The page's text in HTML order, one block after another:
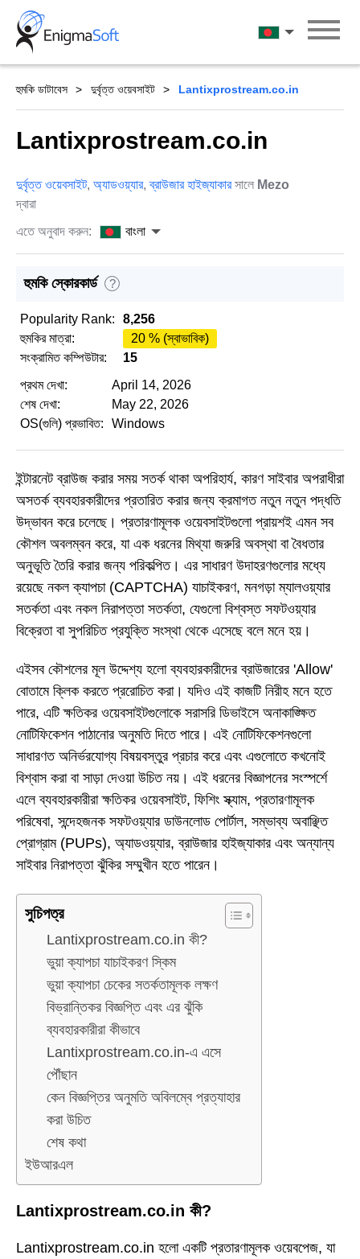
Skip
content
বাংলা
হুমকি ডাটাবেস দুর্বৃত্ত ওয়েবসাইট Lantixprostream.co.in
Lantixprostream.co.in
দুর্বৃত্ত ওয়েবসাইট, অ্যাডওয়্যার,ব্রাউজার হাইজ্যাকারসালে Mezo
দ্বারা
এতে অনুবাদ করুন:
বাংলা
হুমকি স্কোরকার্ড ?
Popularity Rank:
8,256
হুমকির মাত্রা:
20 % (স্বাভাবিক)
সংক্রামিত কম্পিউটার:
15
প্রথম দেখা:
April 14, 2026
শেষ দেখা:
May 22, 2026
OS(গুলি) প্রভাবিত:
Windows
ইন্টারনেট ব্রাউজ করার সময় সতর্ক থাকা অপরিহার্য, কারণ সাইবার অপরাধীরা
অসতর্ক ব্যবহারকারীদের প্রতারিত করার জন্য ক্রমাগত নতুন নতুন পদ্ধতি
উদ্ভাবন করে চলেছে। প্রতারণামূলক ওয়েবসাইটগুলো প্রায়শই এমন সব
কৌশল অবলম্বন করে, যা এক ধরনের মিথ্যা জরুরি অবস্থা বা বৈধতার
অনুভূতি তৈরি করার জন্য পরিকল্পিত। এর সাধারণ উদাহরণগুলোর মধ্যে
রয়েছে নকল ক্যাপচা (CAPTCHA) যাচাইকরণ, মনগড়া ম্যালওয়্যার
সতর্কতা এবং নকল নিরাপত্তা সতর্কতা, যেগুলো বিশ্বস্ত সফটওয়্যার
বিক্রেতা বা সুপরিচিত প্রযুক্তি সংস্থা থেকে এসেছে বলে মনে হয়।
এইসব কৌশলের মূল উদ্দেশ্য হলো ব্যবহারকারীদের ব্রাউজারের 'Allow'
বোতামে ক্লিক করতে প্ররোচিত করা। যদিও এই কাজটি নিরীহ মনে হতে
পারে, এটি ক্ষতিকর ওয়েবসাইটগুলোকে সরাসরি ডিভাইসে অনাকাঙ্ক্ষিত
নোটিফিকেশন পাঠানোর অনুমতি দিতে পারে। এই নোটিফিকেশনগুলো
সাধারণত অনির্ভরযোগ্য বিষয়বস্তুর প্রচার করে এবং এগুলোতে কখনোই
বিশ্বাস করা বা সাড়া দেওয়া উচিত নয়। এই ধরনের বিজ্ঞাপনের সংস্পর্শে
এলে ব্যবহারকারীরা ক্ষতিকর ওয়েবসাইট, ফিশিং স্ক্যাম, প্রতারণামূলক
পরিষেবা, সন্দেহজনক সফটওয়্যার ডাউনলোড পোর্টাল, সম্ভাব্য অবাঞ্ছিত
প্রোগ্রাম (PUPs), অ্যাডওয়্যার, ব্রাউজার হাইজ্যাকার এবং অন্যান্য
সাইবার নিরাপত্তা ঝুঁকির সম্মুখীন হতে পারেন।
সুচিপত্র
Lantixprostream.co.in কী?
ভুয়া ক্যাপচা যাচাইকরণ স্কিম
ভুয়া ক্যাপচা চেকের সতর্কতামূলক লক্ষণ
বিভ্রান্তিকর বিজ্ঞপ্তি এবং এর ঝুঁকি
ব্যবহারকারীরা কীভাবে
Lantixprostream.co.in-এ এসে
পৌঁছান
কেন বিজ্ঞপ্তির অনুমতি অবিলম্বে প্রত্যাহার
করা উচিত
শেষ কথা
ইউআরএল
Lantixprostream.co.in কী?
Lantixprostream.co.in হলো একটি প্রতারণামূলক ওয়েবপেজ, যা